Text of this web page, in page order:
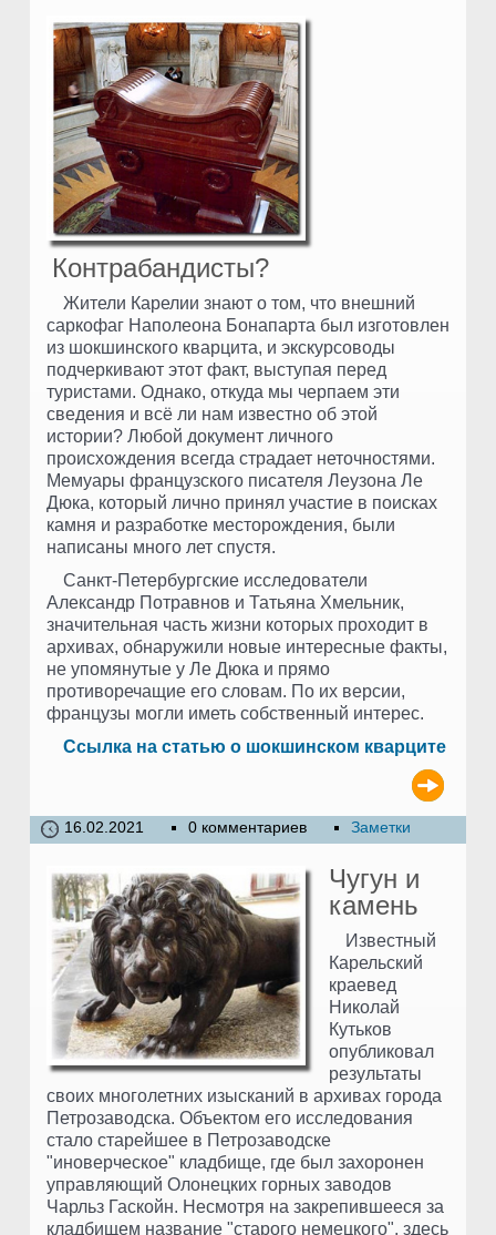
Контрабандисты?
Жители Карелии знают о том, что внешний
саркофаг Наполеона Бонапарта был изготовлен
из шокшинского кварцита, и экскурсоводы
подчеркивают этот факт, выступая перед
туристами. Однако, откуда мы черпаем эти
сведения и всё ли нам известно об этой
истории? Любой документ личного
происхождения всегда страдает неточностями.
Мемуары французского писателя Леузона Ле
Дюка, который лично принял участие в поисках
камня и разработке месторождения, были
написаны много лет спустя.
Санкт-Петербургские исследователи
Александр Потравнов и Татьяна Хмельник,
значительная часть жизни которых проходит в
архивах, обнаружили новые интересные факты,
не упомянутые у Ле Дюка и прямо
противоречащие его словам. По их версии,
французы могли иметь собственный интерес.
Ссылка на статью о шокшинском кварците
16.02.2021 0 комментариев Заметки
Чугун и
камень
Известный
Карельский
краевед
Николай
Кутьков
опубликовал
результаты
своих многолетних изысканий в архивах города
Петрозаводска. Объектом его исследования
стало старейшее в Петрозаводске
"иноверческое" кладбище, где был захоронен
управляющий Олонецких горных заводов
Чарльз Гаскойн. Несмотря на закрепившееся за
кладбищем название "старого немецкого", здесь